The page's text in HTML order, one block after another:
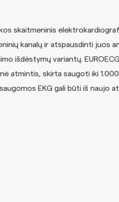
skaitmeninis
kanalų ir atspausdinti
išdėstymų variantų.
atmintis, skirta saugoti iki
EKG gali būti iš naujo